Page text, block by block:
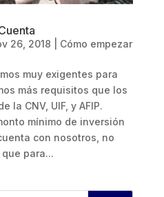
26, 2018 Cómo empezar
muy exigentes para
más requisitos que los
la CNV, UIF, y AFIP.
mínimo de inversión
con nosotros, no
para...